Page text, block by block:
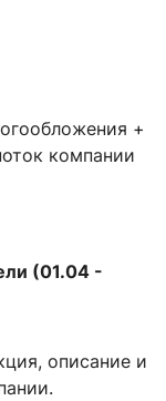
+
компании
(01.04 -
описание и